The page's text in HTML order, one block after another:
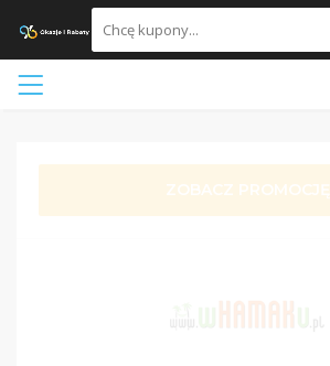
ZOBACZ PROMOCJĘ